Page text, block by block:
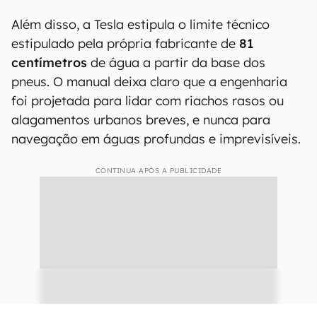
Além disso, a Tesla estipula o limite técnico
estipulado pela própria fabricante de 81
centímetros de água a partir da base dos
pneus. O manual deixa claro que a engenharia
foi projetada para lidar com riachos rasos ou
alagamentos urbanos breves, e nunca para
navegação em águas profundas e imprevisíveis.
CONTINUA APÓS A PUBLICIDADE